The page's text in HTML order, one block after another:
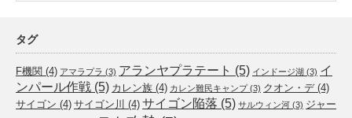
タグ
F機関 (4) アマラプラ (3) アランヤプラテート (5) インドージ湖 (3) イ
ンパール作戦 (5) カレン族 (4) カレン難民キャンプ(3) クオン・デ(4)
サイゴン (4) サイゴン川 (4) サイゴン陥落 (5) サルウィン河 (3) ジャー